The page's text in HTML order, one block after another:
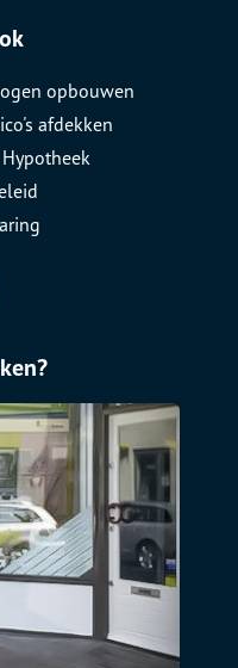
opbouwen
afdekken